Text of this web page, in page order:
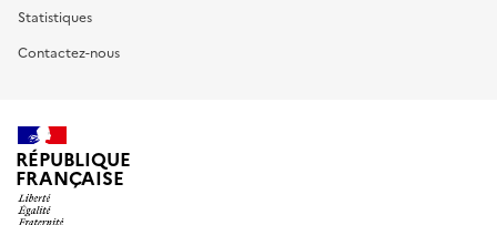
Statistiques
Contactez-nous
RÉPUBLIQUE
FRANÇAISE